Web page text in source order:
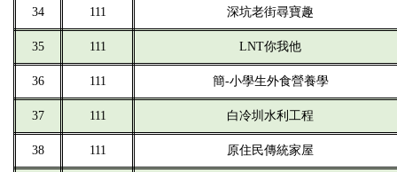
34 111 深坑老街尋寶趣
35 111 LNT你我他
36 111 簡-小學生外食營養學
37 111 白冷圳水利工程
38 111 原住民傳統家屋